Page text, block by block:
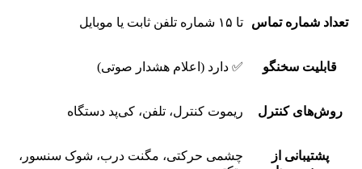
تعداد شماره تماس تا ۱۵ شماره تلفن ثابت یا موبایل
قابلیت سخنگو ✅ دارد (اعلام هشدار صوتی)
روش‌های کنترل ریموت کنترل، تلفن، کی‌پد دستگاه
پشتیبانی از
چشمی حرکتی، مگنت درب، شوک سنسور،